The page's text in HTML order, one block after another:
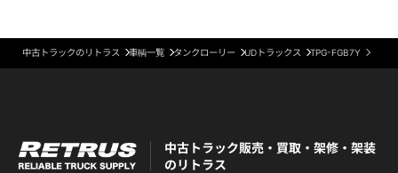
中古トラックのリトラス 車輌一覧 タンクローリー UDトラックス TPG-FGB7Y
中古トラック販売・買取・架修・架装
のリトラス